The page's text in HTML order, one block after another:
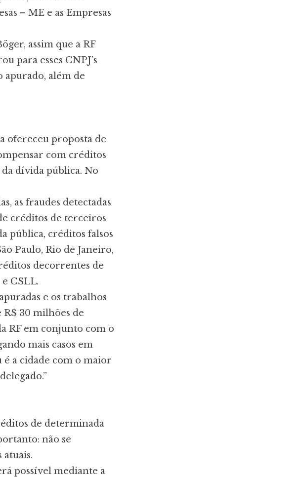
– ME e as Empresas
assim que a RF
para esses CNPJ’s
apurado, além de
ofereceu proposta de
com créditos
dívida pública. No
as fraudes detectadas
créditos de terceiros
pública, créditos falsos
Paulo, Rio de Janeiro,
decorrentes de
CSLL.
e os trabalhos
R$ 30 milhões de
RF em conjunto com o
mais casos em
é a cidade com o maior
de determinada
não se
possível mediante a